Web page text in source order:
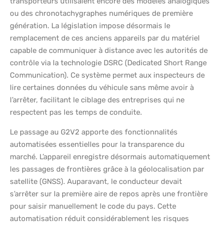
ou des chronotachygraphes numériques de première
génération. La législation impose désormais le
remplacement de ces anciens appareils par du matériel
capable de communiquer à distance avec les autorités de
contrôle via la technologie DSRC (Dedicated Short Range
Communication). Ce système permet aux inspecteurs de
lire certaines données du véhicule sans même avoir à
l’arrêter, facilitant le ciblage des entreprises qui ne
respectent pas les temps de conduite.
Le passage au G2V2 apporte des fonctionnalités
automatisées essentielles pour la transparence du
marché. L’appareil enregistre désormais automatiquement
les passages de frontières grâce à la géolocalisation par
satellite (GNSS). Auparavant, le conducteur devait
s’arrêter sur la première aire de repos après une frontière
pour saisir manuellement le code du pays. Cette
automatisation réduit considérablement les risques